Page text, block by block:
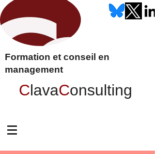
Formation et conseil en
management
ClavaConsulting